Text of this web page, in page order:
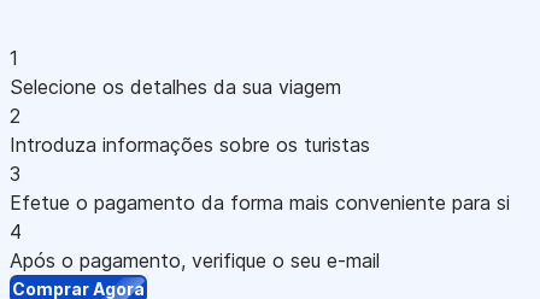
1
Selecione os detalhes da sua viagem
2
Introduza informações sobre os turistas
3
Efetue o pagamento da forma mais conveniente para si
4
Após o pagamento, verifique o seu e-mail
Comprar Agora